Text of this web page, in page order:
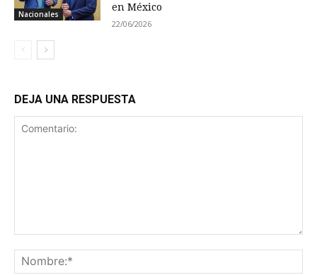
Nacionales
en México
22/06/2026
DEJA UNA RESPUESTA